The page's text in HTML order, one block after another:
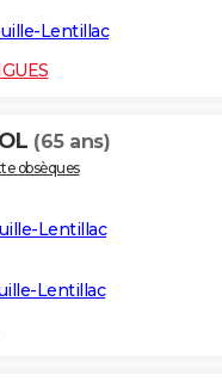
Lentillac
(65 ans)
obsèques
Lentillac
Lentillac